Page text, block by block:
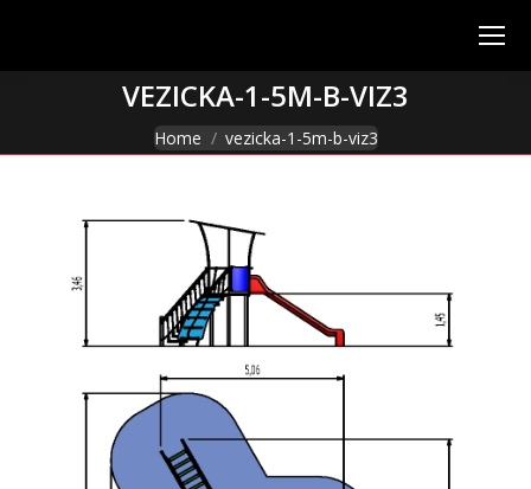
VEZICKA-1-5M-B-VIZ3
You are here:
Home vezicka-1-5m-b-viz3